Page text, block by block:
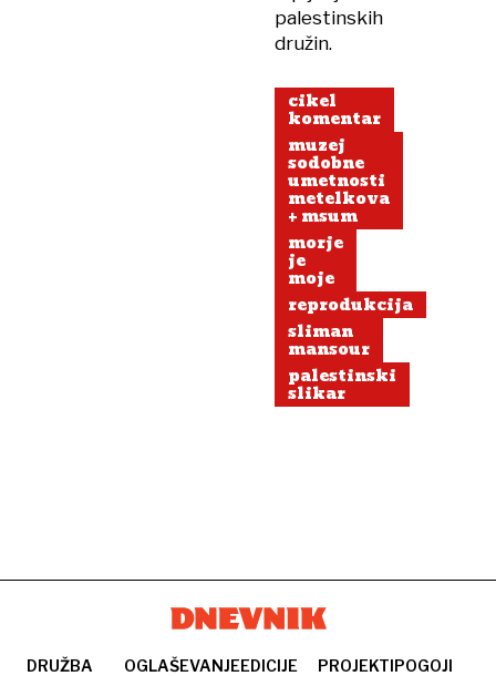
palestinskih
družin.
cikel
komentar
muzej
sodobne
umetnosti
metelkova
+ msum
morje
je
moje
reprodukcija
sliman
mansour
palestinski
slikar
DRUŽBA
OGLAŠEVANJEEDICIJE
PROJEKTIPOGOJI